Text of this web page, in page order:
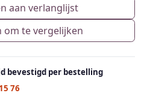
om te vergelijken
aan verlanglijst
bevestigd per bestelling
76